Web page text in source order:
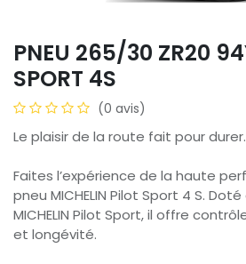
PNEU 265/30 ZR20
SPORT 4S
(0 avis)
Le plaisir de la route fait pour durer.
Faites l’expérience de la haute
pneu MICHELIN Pilot Sport 4 S.
MICHELIN Pilot Sport, il offre
et longévité.